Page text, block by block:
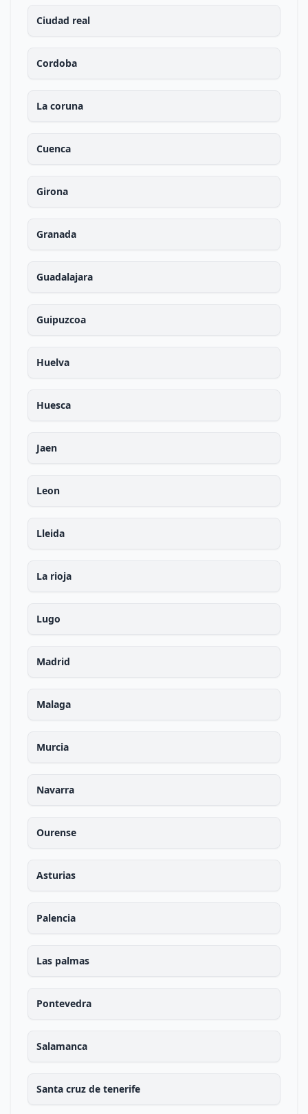
Ciudad real
Cordoba
La coruna
Cuenca
Girona
Granada
Guadalajara
Guipuzcoa
Huelva
Huesca
Jaen
Leon
Lleida
La rioja
Lugo
Madrid
Malaga
Murcia
Navarra
Ourense
Asturias
Palencia
Las palmas
Pontevedra
Salamanca
Santa cruz de tenerife